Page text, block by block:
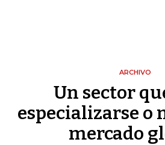
ARCHIVO
Un sector
especializarse o
mercado